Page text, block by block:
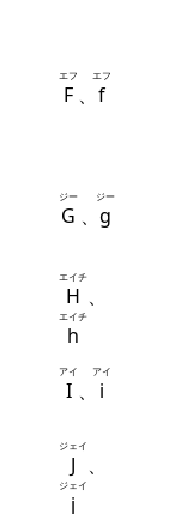
F
エフ
、 f
エフ
G
ジー
、 g
ジー
H
エイチ
、
h
エイチ
I
アイ
、 i
アイ
J
ジェイ
、
j
ジェイ